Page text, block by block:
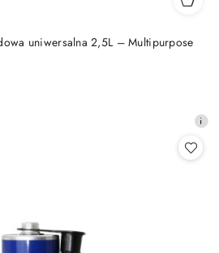
uniwersalna 2,5L – Multipurpose